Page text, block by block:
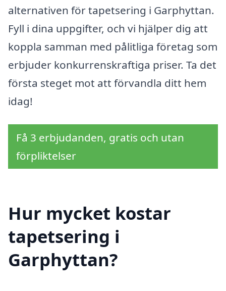
alternativen för tapetsering i Garphyttan.
Fyll i dina uppgifter, och vi hjälper dig att
koppla samman med pålitliga företag som
erbjuder konkurrenskraftiga priser. Ta det
första steget mot att förvandla ditt hem
idag!
Få 3 erbjudanden, gratis och utan
förpliktelser
Hur mycket kostar
tapetsering i
Garphyttan?